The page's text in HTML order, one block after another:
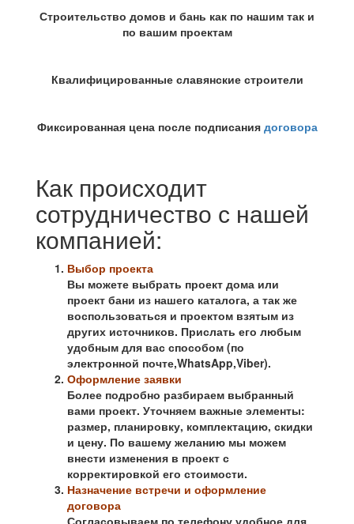
Строительство домов и бань как по нашим так и
по вашим проектам
Квалифицированные славянские строители
Фиксированная цена после подписания договора
Как происходит
сотрудничество с нашей
компанией:
Выбор проекта
Вы можете выбрать проект дома или
проект бани из нашего каталога, а так же
воспользоваться и проектом взятым из
других источников. Прислать его любым
удобным для вас способом (по
электронной почте,WhatsApp,Viber).
Оформление заявки
Более подробно разбираем выбранный
вами проект. Уточняем важные элементы:
размер, планировку, комплектацию, скидки
и цену. По вашему желанию мы можем
внести изменения в проект с
корректировкой его стоимости.
Назначение встречи и оформление
договора
Согласовываем по телефону удобное для